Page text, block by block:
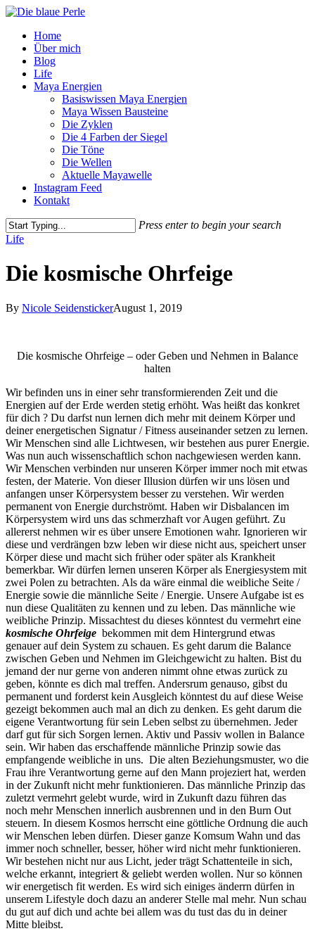
Skip
main
content
Menu
Home
Über mich
Blog
Life
Maya Energien
Basiswissen Maya Energien
Maya Wissen Bausteine
Die Zyklen
Die 4 Farben der Siegel
Die Töne
Die Wellen
Aktuelle Mayawelle
Instagram Feed
Kontakt
Press enter to begin your search
Close
Life
Die kosmische Ohrfeige
By Nicole SeidenstickerAugust 1, 2019
Die kosmische Ohrfeige – oder Geben und Nehmen in Balance
halten
Wir befinden uns in einer sehr transformierenden Zeit und die
Energien auf der Erde werden stetig erhöht. Was heißt das konkret
für dich ? Du darfst nun lernen dich mehr mit deinem Körper und
deiner energetischen Signatur / Fitness auseinander setzen zu lernen.
Wir Menschen sind alle Lichtwesen, wir bestehen aus purer Energie.
Was nun auch wissenschaftlich schon nachgewiesen werden kann.
Wir Menschen verbinden nur unseren Körper immer noch mit etwas
festen, der Materie. Von dieser Illusion dürfen wir uns lösen und
anfangen unser Körpersystem besser zu verstehen. Wir werden
permanent von Energie durchströmt. Haben wir Disbalancen im
Körpersystem wird uns das schmerzhaft vor Augen geführt. Zu
allererst nehmen wir es über unsere Emotionen wahr. Ignorieren wir
diese und verdrängen bzw leben wir diese nicht aus, speichert unser
Körper diese und macht sich früher oder später als Krankheit
bemerkbar. Wir dürfen lernen unseren Körper als Energiesystem mit
zwei Polen zu betrachten. Als da wäre einmal die weibliche Seite /
Energie sowie die männliche Seite / Energie. Unsere Aufgabe ist es
nun diese Qualitäten zu kennen und zu leben. Das männliche wie
weibliche Prinzip. Missachtest du dieses könntest du vermehrt eine
kosmische Ohrfeige bekommen mit dem Hintergrund etwas
genauer auf dein System zu schauen. Es geht darum die Balance
zwischen Geben und Nehmen im Gleichgewicht zu halten. Bist du
jemand der nur gerne von anderen nimmt ohne etwas zurück zu
geben, könnte es dich mal treffen. Andersrum genauso, gibst du
permanent und forderst kein Ausgleich könntest du auf diese Weise
gezeigt bekommen auch mal an dich zu denken. Es geht darum die
eigene Verantwortung für sein Leben selbst zu übernehmen. Jeder
darf gut für sich Sorgen lernen. Aktiv und Passiv wollen in Balance
sein. Wir haben das erschaffende männliche Prinzip sowie das
empfangende weibliche in uns. Die alten Beziehungsmuster, wo die
Frau ihre Verantwortung gerne auf den Mann projeziert hat, werden
in der Zukunft nicht mehr funktionieren. Das männliche Prinzip das
zuletzt vermehrt gelebt wurde, wird in Zukunft dazu führen das
noch mehr Menschen innerlich ausbrennen und in den Burn Out
steuern. In diesem Kosmos herrscht eine göttliche Ordnung die auch
wir Menschen leben dürfen. Dieser ganze Komsum Wahn und das
immer noch schneller, besser, höher wird nicht mehr funktionieren.
Wir bestehen nicht nur aus Licht, jeder trägt Schattenteile in sich,
welche erkannt, integriert & geliebt werden wollen. Nur so können
wir energetisch fit werden. Es wird sich einiges änderrn dürfen in
unserem Lifestyle doch dazu an anderer Stelle mal mehr. Nun schau
du gut auf dich und achte bei allem was du tust das du in deiner
Mitte bleibst.